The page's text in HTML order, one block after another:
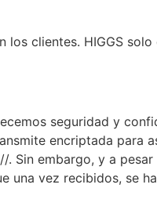
clientes. HIGGS
seguridad y
encriptada para
Sin embargo, y a
una vez recibidos, se